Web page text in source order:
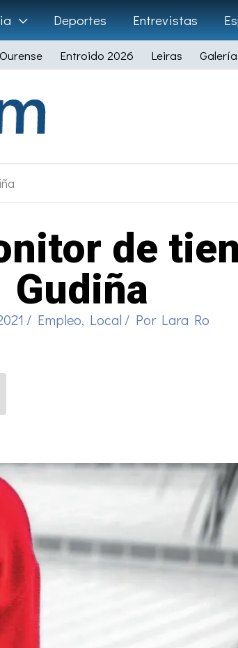
Deportes Entrevistas
Entroido 2026 Leiras
de
Gudiña
/ Empleo, Local / Por Lara Ro